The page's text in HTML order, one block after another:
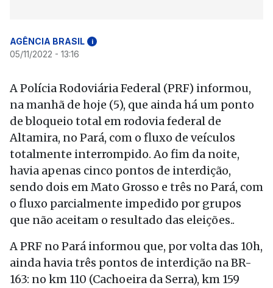
AGÊNCIA BRASIL i
05/11/2022 - 13:16
A Polícia Rodoviária Federal (PRF) informou,
na manhã de hoje (5), que ainda há um ponto
de bloqueio total em rodovia federal de
Altamira, no Pará, com o fluxo de veículos
totalmente interrompido. Ao fim da noite,
havia apenas cinco pontos de interdição,
sendo dois em Mato Grosso e três no Pará, com
o fluxo parcialmente impedido por grupos
que não aceitam o resultado das eleições..
A PRF no Pará informou que, por volta das 10h,
ainda havia três pontos de interdição na BR-
163: no km 110 (Cachoeira da Serra), km 159